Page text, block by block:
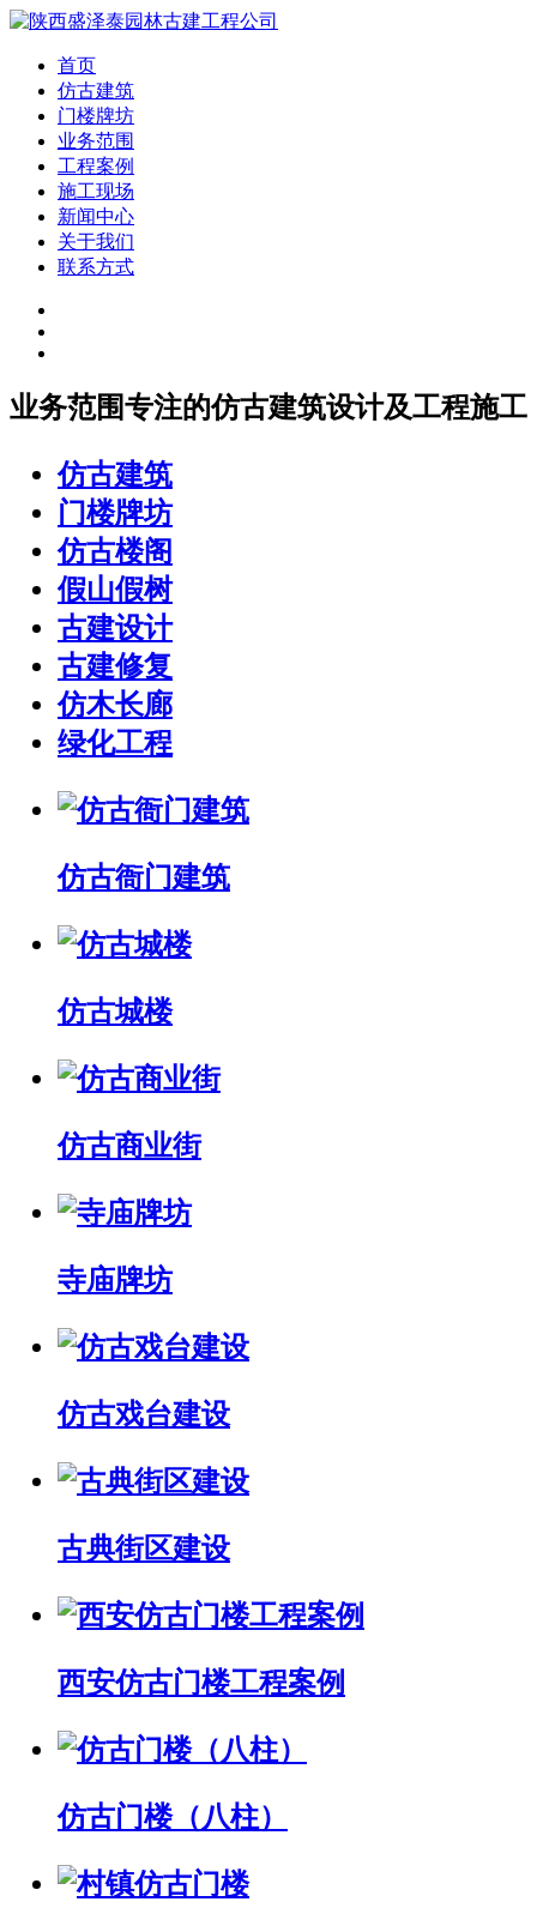
首页
仿古建筑
门楼牌坊
业务范围
工程案例
施工现场
新闻中心
关于我们
联系方式
业务范围专注的仿古建筑设计及工程施工
仿古建筑
门楼牌坊
仿古楼阁
假山假树
古建设计
古建修复
仿木长廊
绿化工程
仿古衙门建筑
仿古城楼
仿古商业街
寺庙牌坊
仿古戏台建设
古典街区建设
西安仿古门楼工程案例
仿古门楼（八柱）